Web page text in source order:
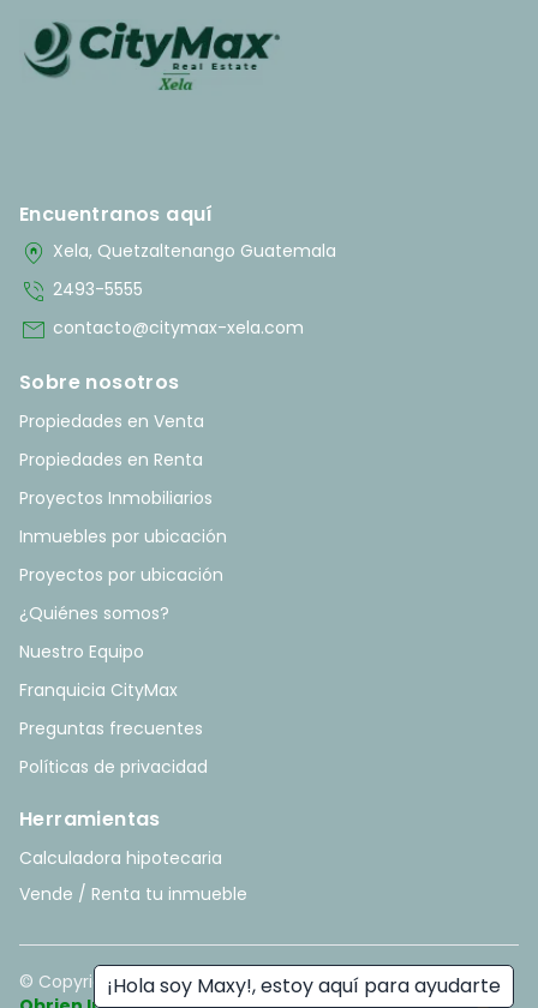
¡Hola soy Maxy!, estoy aquí para ayudarte
Encuentranos aquí
home_pin Xela, Quetzaltenango Guatemala
phone_in_talk 2493-5555
mail contacto@citymax-xela.com
Sobre nosotros
Propiedades en Venta
Propiedades en Renta
Proyectos Inmobiliarios
Inmuebles por ubicación
Proyectos por ubicación
¿Quiénes somos?
Nuestro Equipo
Franquicia CityMax
Preguntas frecuentes
Políticas de privacidad
Herramientas
Calculadora hipotecaria
Vende / Renta tu inmueble
© Copyright2026. All rights reserved. - Hecho con ❤️ por